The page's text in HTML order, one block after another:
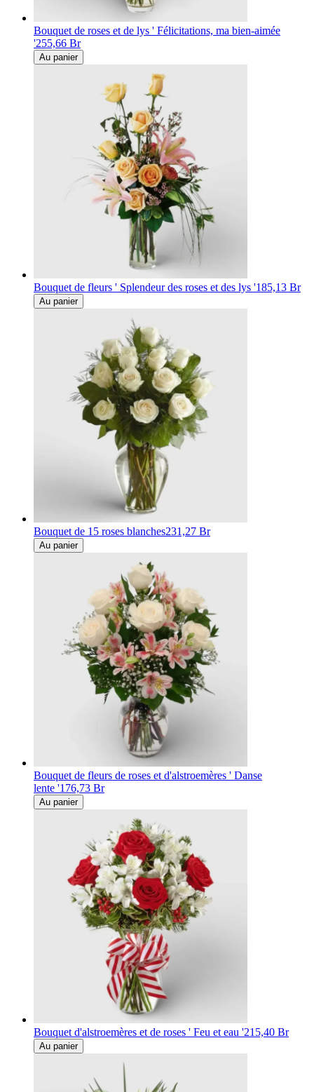
Bouquet de roses et de lys ' Félicitations, ma bien-aimée
'255,66 Br
Au panier
Bouquet de fleurs ' Splendeur des roses et des lys '185,13 Br
Au panier
Bouquet de 15 roses blanches231,27 Br
Au panier
Bouquet de fleurs de roses et d'alstroemères ' Danse
lente '176,73 Br
Au panier
Bouquet d'alstroemères et de roses ' Feu et eau '215,40 Br
Au panier